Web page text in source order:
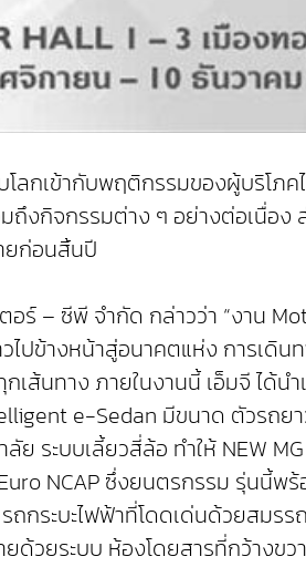
โลกเข้ากับพฤติกรรมของผู้บริโภค
กิจกรรมต่าง ๆ อย่างต่อเนื่อง
ยก่อนสิ้นปี
อร์ – ซีพี จำกัด กล่าวว่า “งาน
ไปข้างหน้าสู่อนาคตแห่ง การเดิ
เส้นทาง ภายในงานนี้ เอ็มจี ได้น
e-Sedan มีขนาด ตัวรถยา
ระบบเลี้ยวสี่ล้อ ทำให้ NEW
NCAP ซึ่งยนตรกรรม รุ่นนี้พร้
กระบะไฟฟ้าที่โดดเด่นด้วยสมรร
ด้วยระบบ ห้องโดยสารที่กว้างข